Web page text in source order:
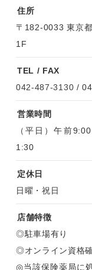
住所
〒182-0033 東京
1F
TEL / FAX
042-487-3130 /
営業時間
（平日）午前
1:30
定休日
日曜・祝日
店舗特徴
◎駐車場有り
◎オンライン資格
◎当該保険薬局に